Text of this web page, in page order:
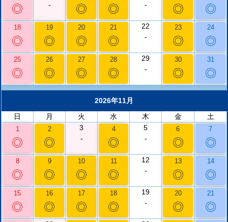
◎
-
◎ ◎
-
◎ ◎
18
◎
19
◎
20
◎
21
◎
22
-
23
◎
24
◎
25
◎
26
◎
27
◎
28
◎
29
-
30
◎
31
◎
2026年11月
日
月 火 水 木 金 土
1
◎
2
◎
3
-
4
◎
5
-
6
◎
7
◎
8
◎
9
◎
10
◎
11
◎
12
-
13
◎
14
◎
15
◎
16
◎
17
◎
18
◎
19
-
20
◎
21
◎